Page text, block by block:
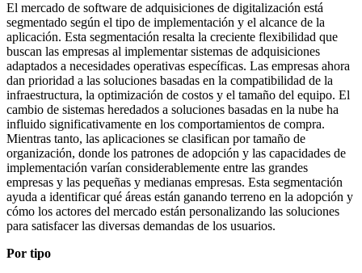
El mercado de software de adquisiciones de digitalización está
segmentado según el tipo de implementación y el alcance de la
aplicación. Esta segmentación resalta la creciente flexibilidad que
buscan las empresas al implementar sistemas de adquisiciones
adaptados a necesidades operativas específicas. Las empresas ahora
dan prioridad a las soluciones basadas en la compatibilidad de la
infraestructura, la optimización de costos y el tamaño del equipo. El
cambio de sistemas heredados a soluciones basadas en la nube ha
influido significativamente en los comportamientos de compra.
Mientras tanto, las aplicaciones se clasifican por tamaño de
organización, donde los patrones de adopción y las capacidades de
implementación varían considerablemente entre las grandes
empresas y las pequeñas y medianas empresas. Esta segmentación
ayuda a identificar qué áreas están ganando terreno en la adopción y
cómo los actores del mercado están personalizando las soluciones
para satisfacer las diversas demandas de los usuarios.
Por tipo